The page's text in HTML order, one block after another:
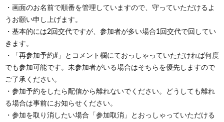
・画面のお名前で順番を管理していますので、守っていただけるよ
うお願い申し上げます。
・基本的には2回交代ですが、参加者が多い場合1回交代で回してい
きます。
・「再参加予約#」とコメント欄にておっしゃっていただければ何度
でも参加可能です。未参加者がいる場合はそちらを優先しますので
ご了承ください。
・参加予約をしたら配信から離れないでください。どうしても離れ
る場合は事前にお知らせください。
・参加を取り消したい場合「参加取消」とおっしゃっていただける